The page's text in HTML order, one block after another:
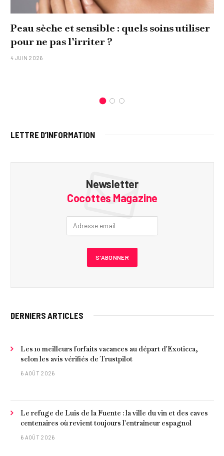
Peau sèche et sensible : quels soins utiliser
pour ne pas l’irriter ?
4 JUIN 2026
LETTRE D’INFORMATION
Newsletter
Cocottes Magazine
DERNIERS ARTICLES
Les 10 meilleurs forfaits vacances au départ d'Exoticca,
selon les avis vérifiés de Trustpilot
6 AOÛT 2026
Le refuge de Luis de la Fuente : la ville du vin et des caves
centenaires où revient toujours l'entraîneur espagnol
6 AOÛT 2026